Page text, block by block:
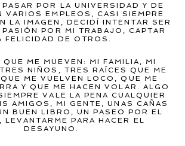
POR LA UNIVERSIDAD Y DE
VARIOS EMPLEOS, CASI SIEMPRE
LA IMAGEN, DECIDÍ INTENTAR SER
POR MI TRABAJO, CAPTAR
FELICIDAD DE OTROS.
QUE ME MUEVEN: MI FAMILIA, MI
NIÑOS, TRES RAÍCES QUE ME
ME VUELVEN LOCO, QUE ME
Y QUE ME HACEN VOLAR. ALGO
VALE LA PENA CUALQUIER
AMIGOS, MI GENTE, UNAS CAÑAS
BUEN LIBRO, UN PASEO POR EL
LEVANTARME PARA HACER EL
DESAYUNO.